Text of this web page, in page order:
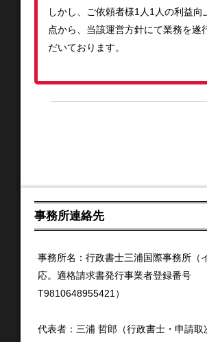
しかし、ご依頼者様1人1人の利益向
点から、当該運営方針にて業務を遂
だいております。
事務所連絡先
事務所名：行政書士三浦国際事務所（
応。適格請求書発行事業者登録番号
T9810648955421）
代表者：三浦 哲郎（行政書士・申請取